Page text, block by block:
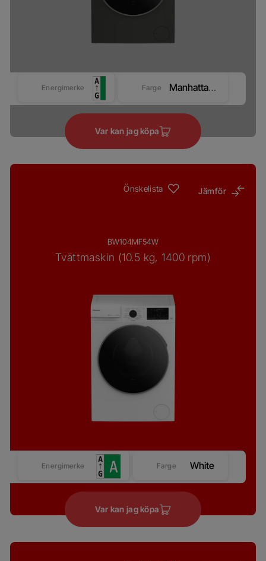
Energimerke Farge Manhattan Grey
Var kan jag köpa
Önskelista Jämför
BW104MF54W
Tvättmaskin (10.5 kg, 1400 rpm)
Energimerke Farge White
Var kan jag köpa